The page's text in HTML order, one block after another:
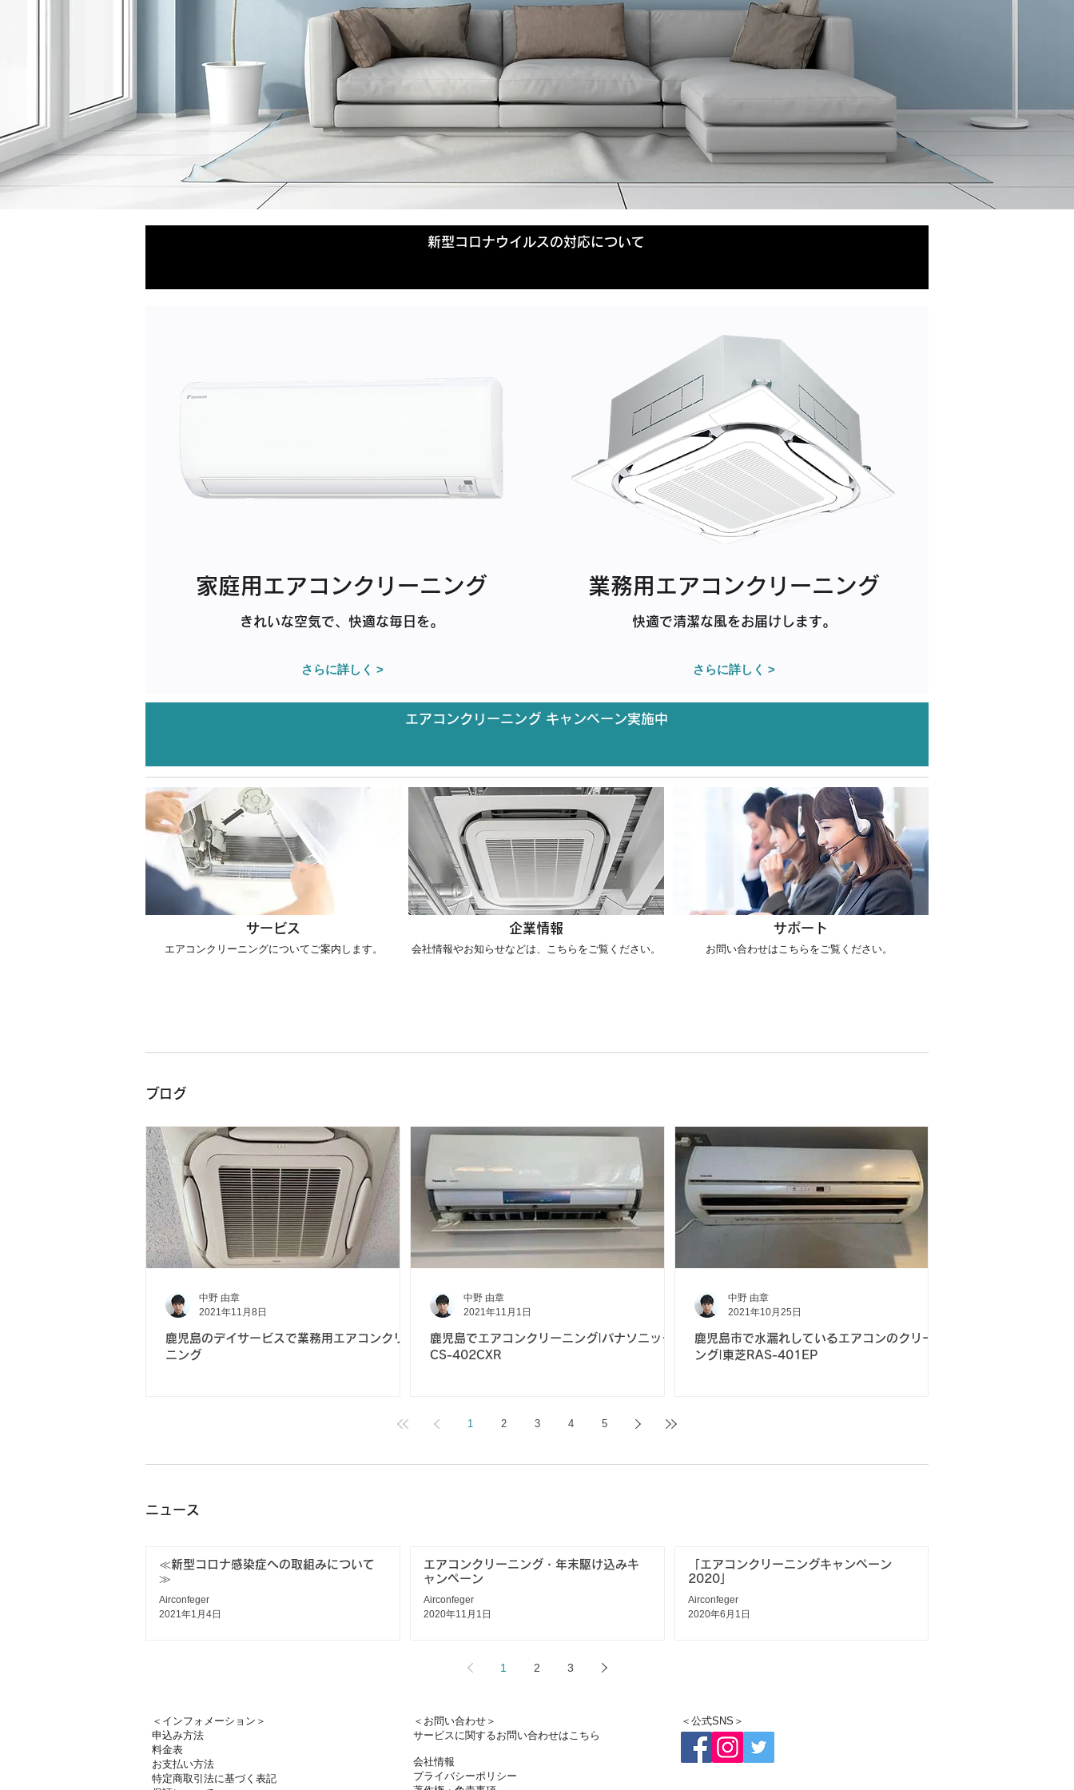
新型コロナウイルスの対応について
家庭用エアコンクリーニング
きれいな空気で、快適な毎日を。
さらに詳しく >
業務用エアコンクリーニング
快適で清潔な風をお届けします。
さらに詳しく >
エアコンクリーニング キャンペーン実施中
サービス
エアコンクリーニングについてご案内します。
企業情報
会社情報やお知らせなどは、こちらをご覧ください。
サポート
お問い合わせはこちらをご覧ください。
ブログ
鹿児島のデイサービスで業務用エアコンクリー
ニング
中野 由章
2021年11月8日
鹿児島でエアコンクリーニング|パナソニック
CS-402CXR
中野 由章
2021年11月1日
鹿児島市で水漏れしているエアコンのクリーニ
ング|東芝RAS-401EP
中野 由章
2021年10月25日
1 2 3 4 5
ニュース
≪新型コロナ感染症への取組みについて
≫
Airconfeger
2021年1月4日
エアコンクリーニング・年末駆け込みキ
ャンペーン
Airconfeger
2020年11月1日
「エアコンクリーニングキャンペーン
2020」
Airconfeger
2020年6月1日
1 2 3
＜インフォメーション＞
申込み方法
料金表
お支払い方法
特定商取引法に基づく表記
＜お問い合わせ＞
サービスに関するお問い合わせはこちら
会社情報
プライバシーポリシー
＜公式SNS＞